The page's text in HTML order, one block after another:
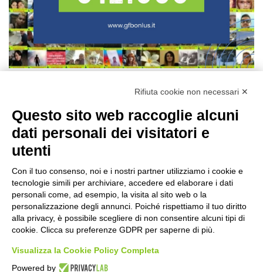
Prec Avanti
©2020 GFBONLUS.IT - GRUPPO FAMILIARI BETA-SARCOGLICANOPATIE
+39 328 0075986 INFO@BETA-SARCOGLICANOPATIE.IT
VIA CIVASCA 112 23018TALAMONA - SO ITALIA
Made byNoratech
Rifiuta cookie non necessari ✕
Questo sito web raccoglie alcuni
dati personali dei visitatori e
utenti
Con il tuo consenso, noi e i nostri partner utilizziamo i cookie e
tecnologie simili per archiviare, accedere ed elaborare i dati
personali come, ad esempio, la visita al sito web o la
personalizzazione degli annunci. Poiché rispettiamo il tuo diritto
alla privacy, è possibile scegliere di non consentire alcuni tipi di
cookie. Clicca su preferenze GDPR per saperne di più.
Visualizza la Cookie Policy Completa
Powered by